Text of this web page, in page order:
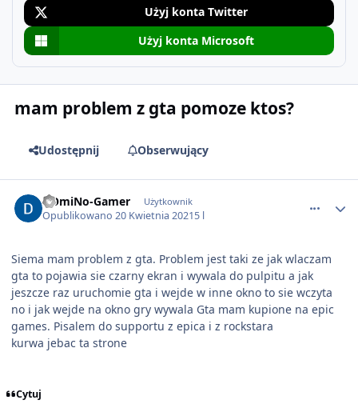
Użyj konta Twitter
Użyj konta Microsoft
mam problem z gta pomoze ktos?
Udostępnij Obserwujący
DOmiNo-Gamer Użytkownik
Opublikowano20 Kwietnia 20215 l
Siema mam problem z gta. Problem jest taki ze jak wlaczam
gta to pojawia sie czarny ekran i wywala do pulpitu a jak
jeszcze raz uruchomie gta i wejde w inne okno to sie wczyta
no i jak wejde na okno gry wywala Gta mam kupione na epic
games. Pisalem do supportu z epica i z rockstara
kurwa jebac ta strone
Cytuj